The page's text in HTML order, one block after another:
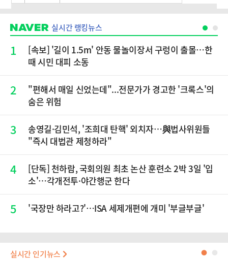
실시간 랭킹뉴스
1
[속보] '길이 1.5m' 안동 물놀이장서 구렁이 출몰…한
때 시민 대피 소동
2
"편해서 매일 신었는데"...전문가가 경고한 '크록스'의
숨은 위험
3
송영길·김민석, '조희대 탄핵' 외치자…與법사위원들
"즉시 대법관 제청하라"
4
[단독] 천하람, 국회의원 최초 논산 훈련소 2박 3일 '입
소'…각개전투·야간행군 한다
5 '국장만 하라고?'…ISA 세제개편에 개미 '부글부글'
실시간 인기뉴스 ●